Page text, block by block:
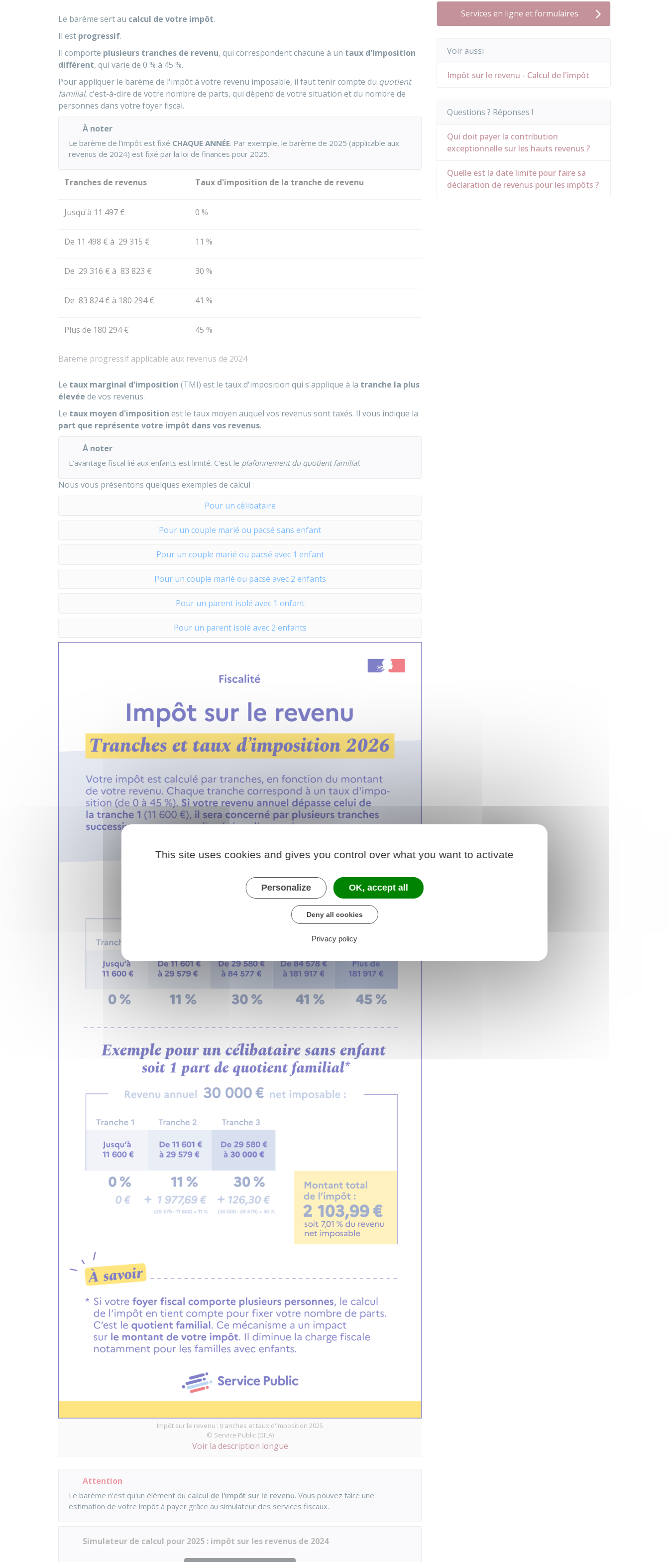
Le barème sert au calcul de votre impôt.
Il est progressif.
Il comporte plusieurs tranches de revenu, qui correspondent chacune à un taux d'imposition
différent, qui varie de 0 % à 45 %.
Pour appliquer le barème de l'impôt à votre revenu imposable, il faut tenir compte du quotient
familial, c'est-à-dire de votre nombre de parts, qui dépend de votre situation et du nombre de
personnes dans votre foyer fiscal.
À noter
Le barème de l'impôt est fixé CHAQUE ANNÉE. Par exemple, le barème de 2025 (applicable aux
revenus de 2024) est fixé par la loi de finances pour 2025.
Barème progressif applicable aux revenus de 2024
Tranches de revenus Taux d'imposition de la tranche de revenu
Jusqu'à 11 497 € 0 %
De 11 498 € à 29 315 € 11 %
De 29 316 € à 83 823 € 30 %
De 83 824 € à 180 294 € 41 %
Plus de 180 294 € 45 %
Le taux marginal d'imposition (TMI) est le taux d'imposition qui s'applique à la tranche la plus
élevée de vos revenus.
Le taux moyen d'imposition est le taux moyen auquel vos revenus sont taxés. Il vous indique la
part que représente votre impôt dans vos revenus.
À noter
L'avantage fiscal lié aux enfants est limité. C'est le plafonnement du quotient familial.
Nous vous présentons quelques exemples de calcul :
Pour un célibataire
Pour un couple marié ou pacsé sans enfant
Pour un couple marié ou pacsé avec 1 enfant
Pour un couple marié ou pacsé avec 2 enfants
Pour un parent isolé avec 1 enfant
Pour un parent isolé avec 2 enfants
Impôt sur le revenu : tranches et taux d'imposition 2025
© Service Public (DILA)
Voir la description longue
Attention
Le barème n'est qu'un élément du calcul de l'impôt sur le revenu. Vous pouvez faire une
estimation de votre impôt à payer grâce au simulateur des services fiscaux.
Simulateur de calcul pour 2025 : impôt sur les revenus de 2024
Services en ligne et formulaires
Voir aussi
Impôt sur le revenu - Calcul de l'impôt
Questions ? Réponses !
Qui doit payer la contribution
exceptionnelle sur les hauts revenus ?
Quelle est la date limite pour faire sa
déclaration de revenus pour les impôts ?
This site uses cookies and gives you control over what you want to activate
Personalize OK, accept all
Deny all cookies
Privacy policy